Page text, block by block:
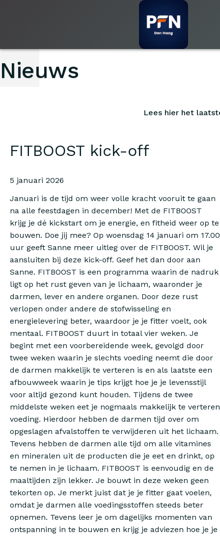
Nieuws
Lees hier het
FITBOOST kick-off
5 januari 2026
Januari is de tijd om weer volle kracht vooruit te gaan
na alle feestdagen in december! Met de FITBOOST
krijg je dé kickstart om je energie, en fitheid weer op te
bouwen. Doe jij mee? Op woensdag 14 januari om 17.00
uur geeft Sanne meer uitleg over de FITBOOST. Wil je
aansluiten bij deze kick-off. Geef het dan door aan
Sanne. FITBOOST is een programma waarin de nadruk
ligt op het rust geven van je lichaam, waaronder je
darmen, lever en andere organen. Door deze rust
verlopen onder andere de stofwisseling en
energielevering beter, waardoor je je fitter voelt, ook
mentaal. FITBOOST duurt in totaal vier weken. Je
begint met een voorbereidende week, gevolgd door
twee weken waarin je slechts voeding neemt die door
de darmen makkelijk te verteren is en als laatste een
afbouwweek waarin je tips krijgt hoe je je levensstijl
voor altijd gezond kunt houden. Tijdens de twee
middelste weken eet je nogmaals makkelijk te verteren
voeding. Hierdoor hebben de darmen tijd over om
opgeslagen afvalstoffen te verwijderen uit het lichaam.
Tevens hebben de darmen alle tijd om alle vitamines
en mineralen uit de producten die je eet en drinkt, op
te nemen in je lichaam. FITBOOST is eenvoudig en de
maaltijden zijn lekker. Je bouwt in deze weken geen
tekorten op. Je merkt juist dat je je fitter gaat voelen,
omdat je darmen alle voedingsstoffen steeds beter
opnemen. Tevens leer je om dagelijks momenten van
ontspanning in te bouwen en krijg je adviezen hoe je je